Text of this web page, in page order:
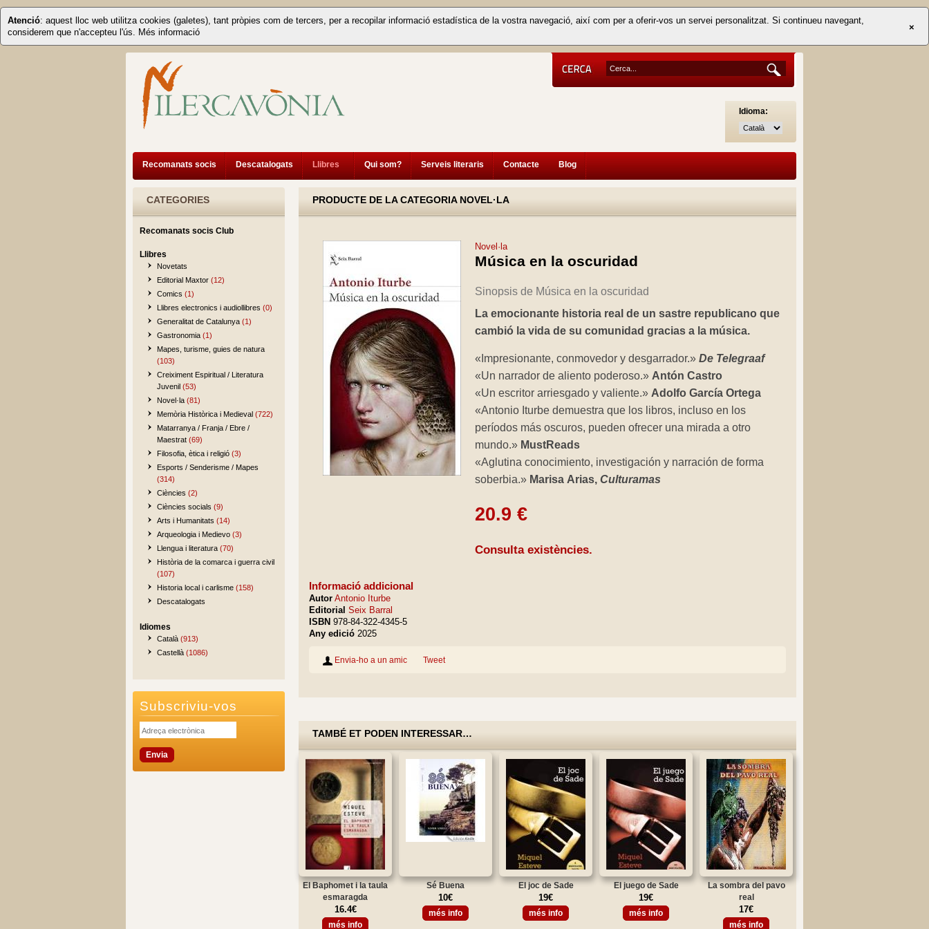
×
Atenció: aquest lloc web utilitza cookies (galetes), tant pròpies com de tercers, per a recopilar informació estadística de la vostra navegació, així com per a oferir-vos un servei personalitzat. Si continueu navegant,
considerem que n'accepteu l'ús. Més informació
Idioma:
Recomanats socis Descatalogats Llibres Qui som? Serveis literaris Contacte Blog
CATEGORIES
Recomanats socis Club
Llibres
Novetats
Editorial Maxtor (12)
Comics (1)
Llibres electronics i audiollibres (0)
Generalitat de Catalunya (1)
Gastronomia (1)
Mapes, turisme, guies de natura
(103)
Creiximent Espiritual / Literatura
Juvenil (53)
Novel·la (81)
Memòria Històrica i Medieval (722)
Matarranya / Franja / Ebre /
Maestrat (69)
Filosofia, ètica i religió (3)
Esports / Senderisme / Mapes
(314)
Ciències (2)
Ciències socials (9)
Arts i Humanitats (14)
Arqueologia i Medievo (3)
Llengua i literatura (70)
Història de la comarca i guerra civil
(107)
Historia local i carlisme (158)
Descatalogats
Idiomes
Català (913)
Castellà (1086)
Subscriviu-vos
PRODUCTE DE LA CATEGORIA NOVEL·LA
Novel·la
Música en la oscuridad
Sinopsis de Música en la oscuridad
La emocionante historia real de un sastre republicano que
cambió la vida de su comunidad gracias a la música.
«Impresionante, conmovedor y desgarrador.» De Telegraaf
«Un narrador de aliento poderoso.» Antón Castro
«Un escritor arriesgado y valiente.» Adolfo García Ortega
«Antonio Iturbe demuestra que los libros, incluso en los
períodos más oscuros, pueden ofrecer una mirada a otro
mundo.» MustReads
«Aglutina conocimiento, investigación y narración de forma
soberbia.» Marisa Arias, Culturamas
20.9 €
Consulta existències.
Informació addicional
Autor Antonio Iturbe
Editorial Seix Barral
ISBN 978-84-322-4345-5
Any edició 2025
Envia-ho a un amic Tweet
TAMBÉ ET PODEN INTERESSAR…
El Baphomet i la taula
esmaragda
16.4€
més info
Sé Buena
10€
més info
El joc de Sade
19€
més info
El juego de Sade
19€
més info
La sombra del pavo
real
17€
més info